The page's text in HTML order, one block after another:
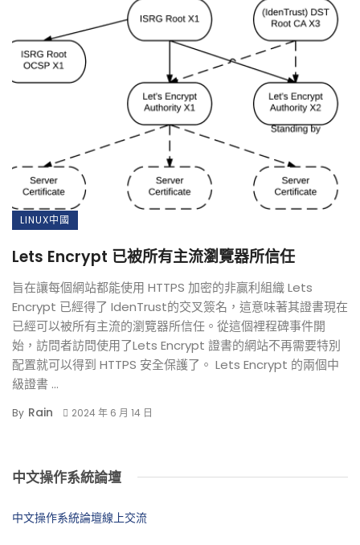
LINUX中國
Lets Encrypt 已被所有主流瀏覽器所信任
旨在讓每個網站都能使用 HTTPS 加密的非贏利組織 Lets
Encrypt 已經得了 IdenTrust的交叉簽名，這意味著其證書現在
已經可以被所有主流的瀏覽器所信任。從這個裡程碑事件開
始，訪問者訪問使用了Lets Encrypt 證書的網站不再需要特別
配置就可以得到 HTTPS 安全保護了。 Lets Encrypt 的兩個中
級證書 ...
By Rain 2024 年 6 月 14 日
中文操作系統論壇
中文操作系統論壇線上交流